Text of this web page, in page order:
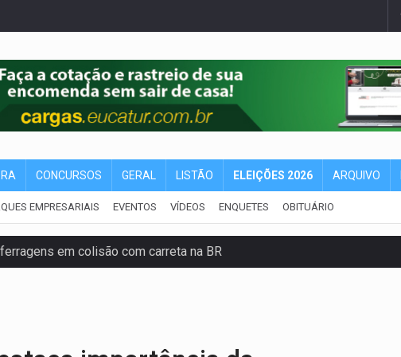
CONCURSOS GERAL LISTÃO ELEIÇÕES 2026 ARQUIVO
EMPRESARIAIS EVENTOS VÍDEOS ENQUETES OBITUÁRIO
em colisão com carreta na BR
semana em Porto Velho